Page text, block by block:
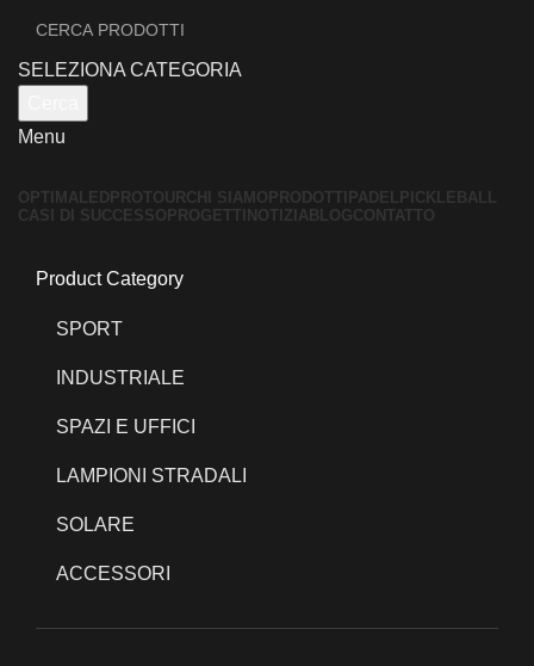
SELEZIONA CATEGORIA
Menu
OPTIMALED PROTOUR CHI SIAMO PRODOTTI PADEL PICKLEBALL
CASI DI SUCCESSO PROGETTI NOTIZIA BLOGCONTATTO
Product Category
SPORT
INDUSTRIALE
SPAZI E UFFICI
LAMPIONI STRADALI
SOLARE
ACCESSORI